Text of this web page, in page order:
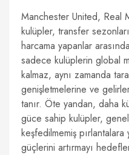
Manchester United, Real
kulüpler, transfer
harcama yapanlar
sadece kulüplerin global
kalmaz, aynı zamanda
genişletmelerine ve
tanır. Öte yandan, daha
güce sahip kulüpler,
keşfedilmemiş
güçlerini artırmayı